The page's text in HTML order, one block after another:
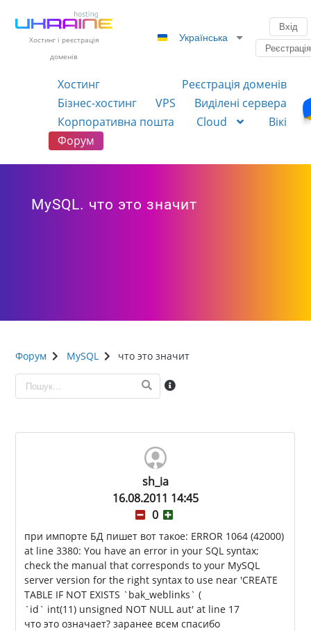
Хостинг і реєстрація
доменів
Українська
Вхід
Реєстрація
Хостинг
Реєстрація доменів
Бізнес-хостинг
VPS
Виділені сервера
Корпоративна пошта
Cloud
Вікі
Форум
MySQL. что это значит
Форум MySQL что это значит
sh_ia
16.08.2011 14:45
0
при импорте БД пишет вот такое: ERROR 1064 (42000)
at line 3380: You have an error in your SQL syntax;
check the manual that corresponds to your MySQL
server version for the right syntax to use near 'CREATE
TABLE IF NOT EXISTS `bak_weblinks` (
`id` int(11) unsigned NOT NULL aut' at line 17
что это означает? заранее всем спасибо